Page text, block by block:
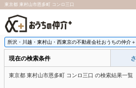
東京都 東村山市恩多町 コンロ三口
所沢・川越・東村山・西東京の不動産会社おうちの仲介
現在の検索条件
東京都 東村山市恩多町 コンロ三口 の検索結果一覧